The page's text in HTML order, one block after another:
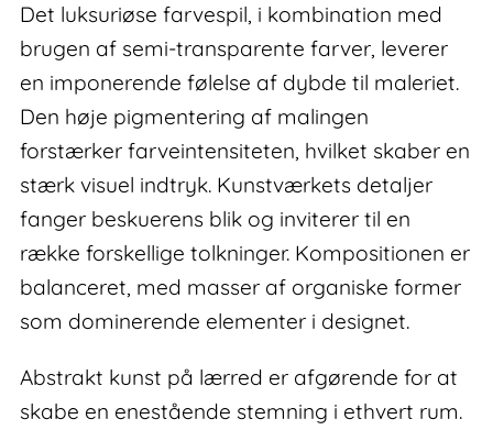
Det luksuriøse farvespil, i kombination med
brugen af semi-transparente farver, leverer
en imponerende følelse af dybde til maleriet.
Den høje pigmentering af malingen
forstærker farveintensiteten, hvilket skaber en
stærk visuel indtryk. Kunstværkets detaljer
fanger beskuerens blik og inviterer til en
række forskellige tolkninger. Kompositionen er
balanceret, med masser af organiske former
som dominerende elementer i designet.
Abstrakt kunst på lærred er afgørende for at
skabe en enestående stemning i ethvert rum.